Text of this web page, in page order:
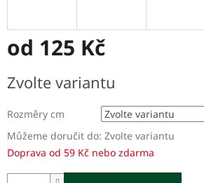
od 125 Kč
cena:
Zvolte variantu
Rozměry cm
Můžeme doručit do: Zvolte variantu
Doprava od 59 Kč nebo zdarma